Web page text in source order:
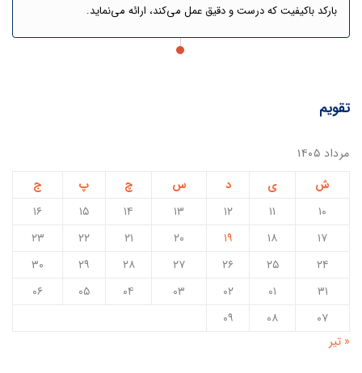
بارکد باکیفیت که درست و دقیق عمل می‌کند، ارائه می‌نماید.
تقویم
مرداد ۱۴۰۵
ش
ی د س چ پ
ج
۱۰
۱۱ ۱۲ ۱۳ ۱۴ ۱۵
۱۶
۱۷
۱۸ ۱۹ ۲۰ ۲۱ ۲۲
۲۳
۲۴
۲۵ ۲۶ ۲۷ ۲۸ ۲۹
۳۰
۳۱
۰۱ ۰۲ ۰۳ ۰۴ ۰۵
۰۶
۰۷
۰۸
۰۹
« تیر